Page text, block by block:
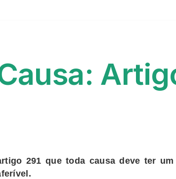
291 que toda causa deve ter